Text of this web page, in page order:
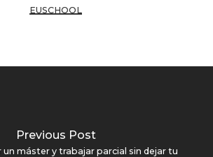
EUSCHOOL
Previous Post
máster y trabajar parcial sin dejar tu